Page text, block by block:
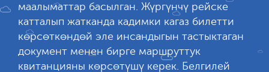
маалыматтар басылган. Жүргүнчү рейске
катталып жатканда кадимки кагаз билетти
көрсөткөндөй эле инсандыгын тастыктаган
документ менен бирге маршруттук
квитанцияны көрсөтүшү керек. Белгилей